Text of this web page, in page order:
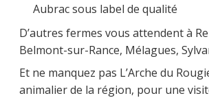
Aubrac sous label de qualité
D’autres fermes vous attendent à
Belmont-sur-Rance, Mélagues,
Et ne manquez pas L’Arche du
animalier de la région, pour une